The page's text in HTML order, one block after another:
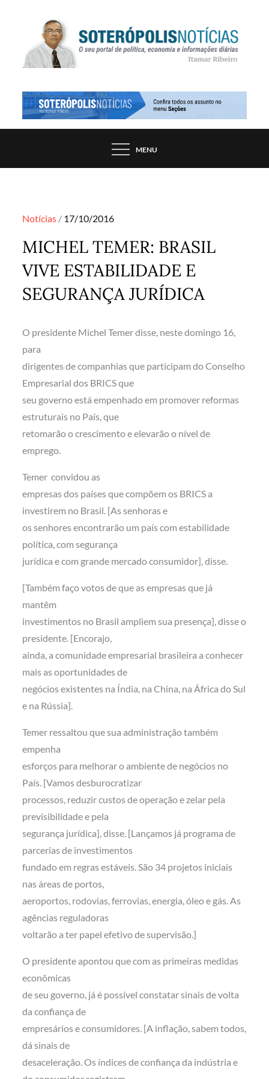
SOTERÓPOLIS NOTÍCIAS
PORTAL DE NOTÍCIAS DE SALVADOR E
MENU
Notícias Posted
17/10/2016
MICHEL TEMER: BRASIL
VIVE ESTABILIDADE E
SEGURANÇA JURÍDICA
O presidente Michel Temer disse, neste domingo 16,
para
dirigentes de companhias que participam do Conselho
Empresarial dos BRICS que
seu governo está empenhado em promover reformas
estruturais no País, que
retomarão o crescimento e elevarão o nível de
emprego.
Temer convidou as
empresas dos países que compõem os BRICS a
investirem no Brasil. [As senhoras e
os senhores encontrarão um país com estabilidade
política, com segurança
jurídica e com grande mercado consumidor], disse.
[Também faço votos de que as empresas que já
mantêm
investimentos no Brasil ampliem sua presença], disse o
presidente. [Encorajo,
ainda, a comunidade empresarial brasileira a conhecer
mais as oportunidades de
negócios existentes na Índia, na China, na África do Sul
e na Rússia].
Temer ressaltou que sua administração também
empenha
esforços para melhorar o ambiente de negócios no
País. [Vamos desburocratizar
processos, reduzir custos de operação e zelar pela
previsibilidade e pela
segurança jurídica], disse. [Lançamos já programa de
parcerias de investimentos
fundado em regras estáveis. São 34 projetos iniciais
nas áreas de portos,
aeroportos, rodovias, ferrovias, energia, óleo e gás. As
agências reguladoras
voltarão a ter papel efetivo de supervisão.]
O presidente apontou que com as primeiras medidas
econômicas
de seu governo, já é possível constatar sinais de volta
da confiança de
empresários e consumidores. [A inflação, sabem todos,
dá sinais de
desaceleração. Os índices de confiança da indústria e